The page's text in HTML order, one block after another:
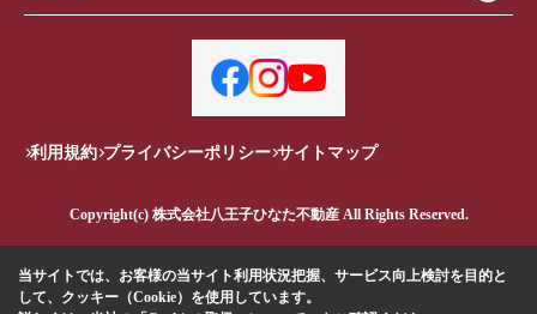
利用規約 プライバシーポリシー サイトマップ
Copyright(c) 株式会社八王子ひなた不動産 All Rights Reserved.
当サイトでは、お客様の当サイト利用状況把握、サービス向上検討を目的と
して、クッキー（Cookie）を使用しています。